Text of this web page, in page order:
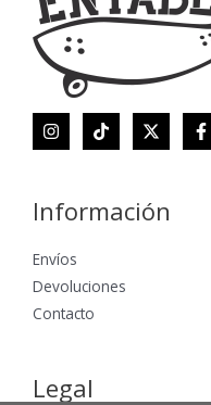
Información
Envíos
Devoluciones
Contacto
Legal